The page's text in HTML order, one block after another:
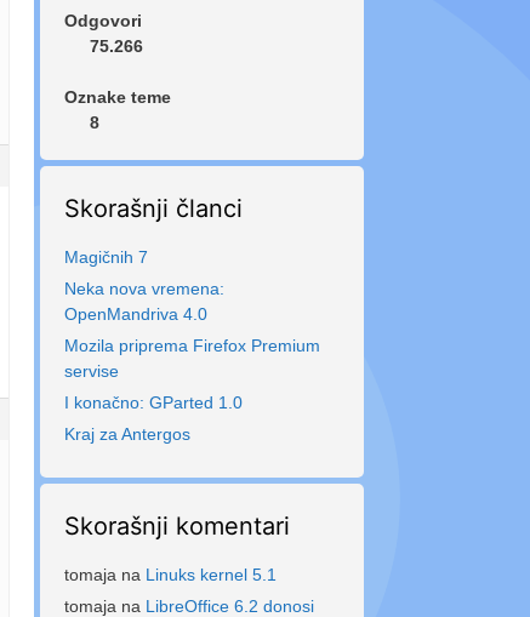
Odgovori
75.266
Oznake teme
8
Skorašnji članci
Magičnih 7
Neka nova vremena:
OpenMandriva 4.0
Mozila priprema Firefox Premium
servise
I konačno: GParted 1.0
Kraj za Antergos
Skorašnji komentari
tomaja na Linuks kernel 5.1
tomaja na LibreOffice 6.2 donosi